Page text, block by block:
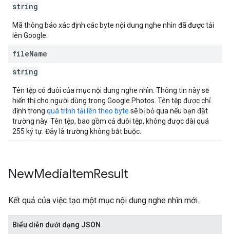
string
Mã thông báo xác định các byte nội dung nghe nhìn đã được tải
lên Google.
fileName
string
Tên tệp có đuôi của mục nội dung nghe nhìn. Thông tin này sẽ
hiển thị cho người dùng trong Google Photos. Tên tệp được chỉ
định trong quá trình tải lên theo byte sẽ bị bỏ qua nếu bạn đặt
trường này. Tên tệp, bao gồm cả đuôi tệp, không được dài quá
255 ký tự. Đây là trường không bắt buộc.
NewMediaItemResult
Kết quả của việc tạo một mục nội dung nghe nhìn mới.
Biểu diễn dưới dạng JSON